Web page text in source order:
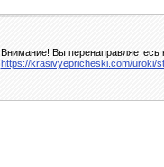
Внимание! Вы перенаправляетесь
https://krasivyepricheski.com/uroki/